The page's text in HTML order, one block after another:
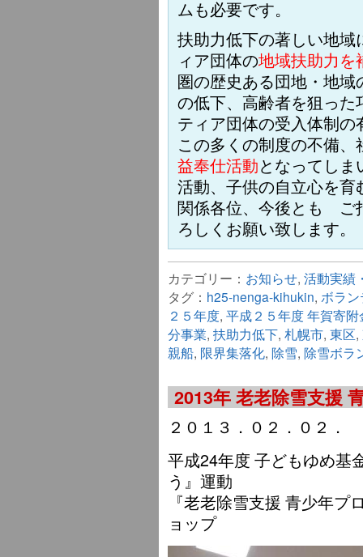
ムも必要です。
扶助力低下の著しい地
ィア団体の地域扶助力を
圏の歴史ある団地・地
の低下、高齢者を狙っ
ティア団体の受入体制
この多くの制度の不備、
益奉仕活動となってし
活動、子供の自立心を
関係各位、今後とも ご
ろしくお願い致します。
カテゴリー： お知らせ, 活動実績
タグ： h25-nenga-kihukin, ボラ
２５年度, 平成２５年度 年賀寄
分事業, 扶助力低下, 札幌市, 東区,
親船, 限界集落化, 除雪, 除雪ボラ
2013年 老老除雪支援
２０１３．０２．０２．
平成24年度 子どもゆめ基
う』運動
『老老除雪支援 青少年
ョップ